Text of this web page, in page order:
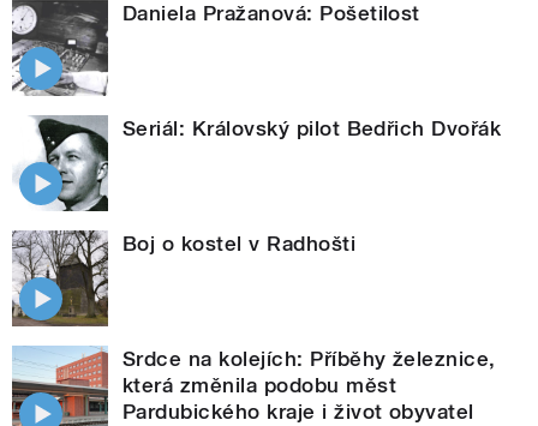
Daniela Pražanová: Pošetilost
Seriál: Královský pilot Bedřich Dvořák
Boj o kostel v Radhošti
Srdce na kolejích: Příběhy železnice,
která změnila podobu měst
Pardubického kraje i život obyvatel